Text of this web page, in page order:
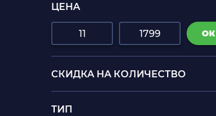
ЦЕНА
ОК
СКИДКА НА КОЛИЧЕСТВО
ТИП